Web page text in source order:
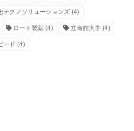
テクノソリューションズ (4)
ロート製薬 (4) 立命館大学 (4)
ード (4)